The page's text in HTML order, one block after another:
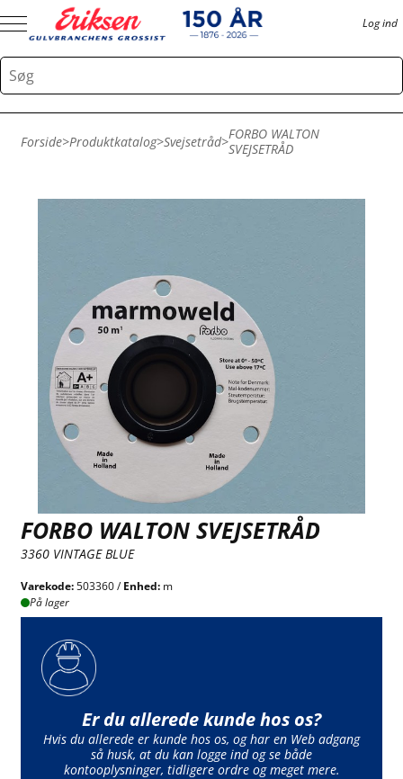
Log ind
Forside>Produktkatalog>Svejsetråd>FORBO WALTON
SVEJSETRÅD
FORBO WALTON SVEJSETRÅD
3360 VINTAGE BLUE
Varekode:503360 /Enhed: m
På lager
Er du allerede kunde hos os?
Hvis du allerede er kunde hos os, og har en Web adgang
så husk, at du kan logge ind og se både
kontooplysninger, tidligere ordre og meget mere.